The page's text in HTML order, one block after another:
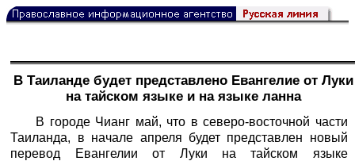
В Таиланде будет представлено Евангелие от Луки
на тайском языке и на языке ланна
В городе Чианг май, что в северо-восточной части
Таиланда, в начале апреля будет представлен новый
перевод Евангелии от Луки на тайском языке